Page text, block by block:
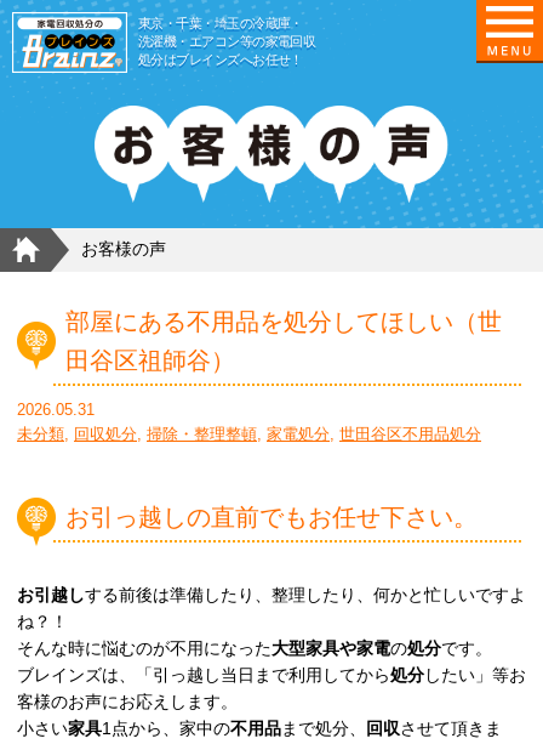
東京/埼玉/千葉/神奈川の 冷蔵庫・洗濯機・エアコン
東京・千葉・埼玉の冷蔵庫・
洗濯機・エアコン等の家電回収
処分はブレインズへお任せ！
HOME
お客様の声
部屋にある不用品を処分してほしい（世
田谷区祖師谷）
2026.05.31
未分類, 回収処分, 掃除・整理整頓, 家電処分, 世田谷区不用品処分
お引っ越しの直前でもお任せ下さい。
お引越しする前後は準備したり、整理したり、何かと忙しいですよ
ね？！
そんな時に悩むのが不用になった大型家具や家電の処分です。
ブレインズは、「引っ越し当日まで利用してから処分したい」等お
客様のお声にお応えします。
小さい家具1点から、家中の不用品まで処分、 回収させて頂きま